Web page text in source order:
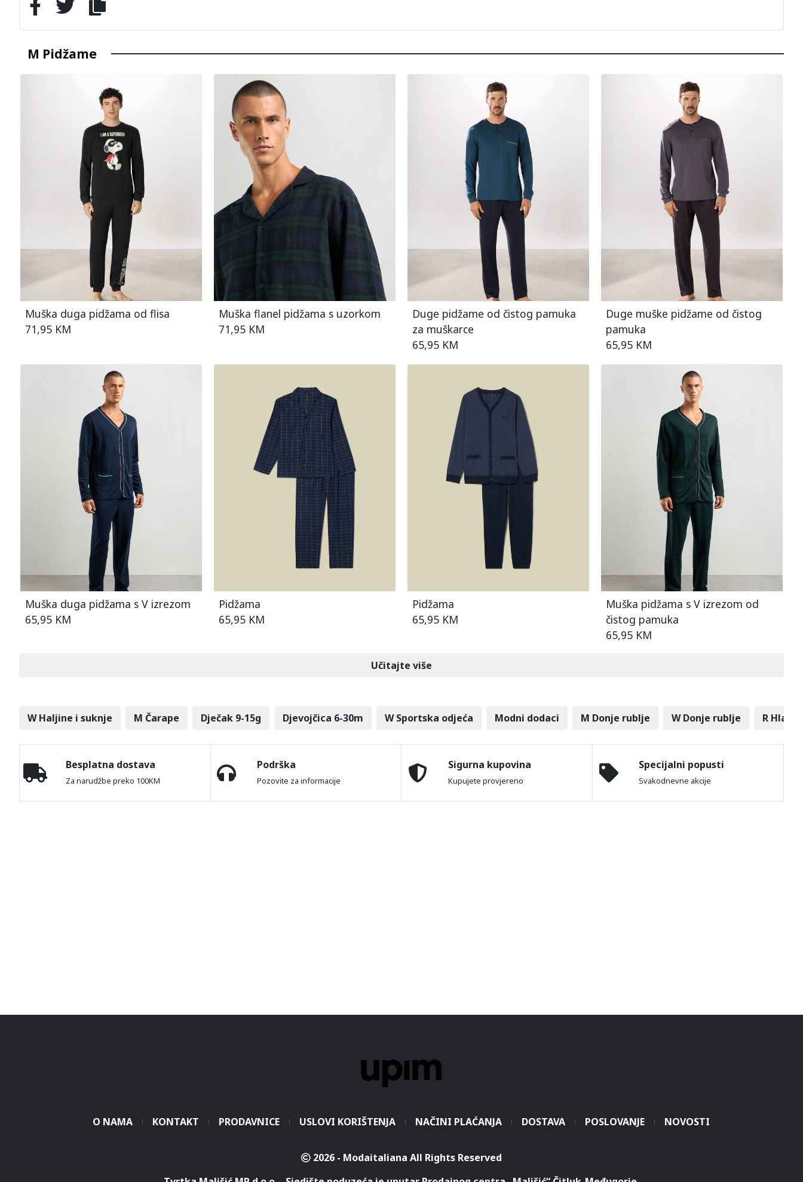
M Pidžame
Muška duga pidžama od flisa
71,95 KM
Muška flanel pidžama s uzorkom
71,95 KM
Duge pidžame od čistog pamuka
za muškarce
65,95 KM
Duge muške pidžame od čistog
pamuka
65,95 KM
Muška duga pidžama s V izrezom
65,95 KM
Pidžama
65,95 KM
Pidžama
65,95 KM
Muška pidžama s V izrezom od
čistog pamuka
65,95 KM
Učitajte više
W Haljine i suknje M Čarape Dječak 9-15g Djevojčica 6-30m W Sportska odjeća Modni dodaci M Donje rublje W Donje rublje R
Besplatna dostava
Za narudžbe preko 100KM
Podrška
Pozovite za informacije
Sigurna kupovina
Kupujete provjereno
Specijalni popusti
Svakodnevne akcije
O NAMA KONTAKT PRODAVNICE USLOVI KORIŠTENJA NAČINI PLAĆANJA DOSTAVA POSLOVANJE NOVOSTI
2026 - Modaitaliana All Rights Reserved